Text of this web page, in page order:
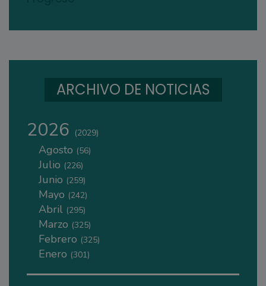
ARCHIVO DE NOTICIAS
2026 (2029)
Agosto (56)
Julio (226)
Junio (259)
Mayo (242)
Abril (295)
Marzo (325)
Febrero (325)
Enero (301)